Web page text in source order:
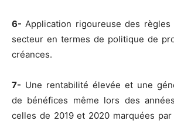
6- Application rigoureuse des
secteur en termes de politique de
créances.
7- Une rentabilité élevée et une
de bénéfices même lors des
celles de 2019 et 2020 marquées